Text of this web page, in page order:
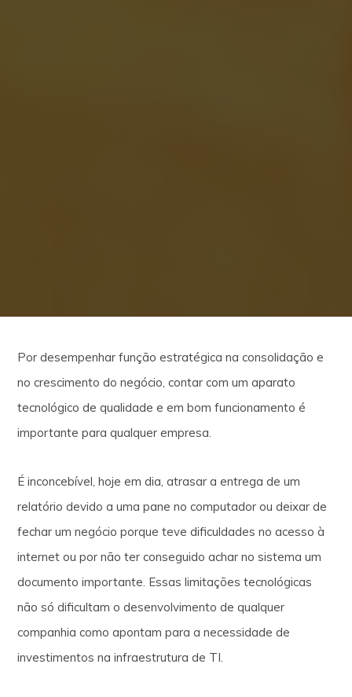
Por desempenhar função estratégica na consolidação e
no crescimento do negócio, contar com um aparato
tecnológico de qualidade e em bom funcionamento é
importante para qualquer empresa.
É inconcebível, hoje em dia, atrasar a entrega de um
relatório devido a uma pane no computador ou deixar de
fechar um negócio porque teve dificuldades no acesso à
internet ou por não ter conseguido achar no sistema um
documento importante. Essas limitações tecnológicas
não só dificultam o desenvolvimento de qualquer
companhia como apontam para a necessidade de
investimentos na infraestrutura de TI.